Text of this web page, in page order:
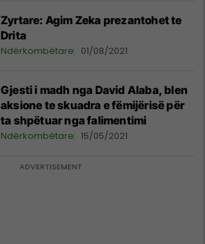
Zyrtare: Agim Zeka prezantohet te
Drita
Ndërkombëtare 01/08/2021
Gjesti i madh nga David Alaba, blen
aksione te skuadra e fëmijërisë për
ta shpëtuar nga falimentimi
Ndërkombëtare 15/05/2021